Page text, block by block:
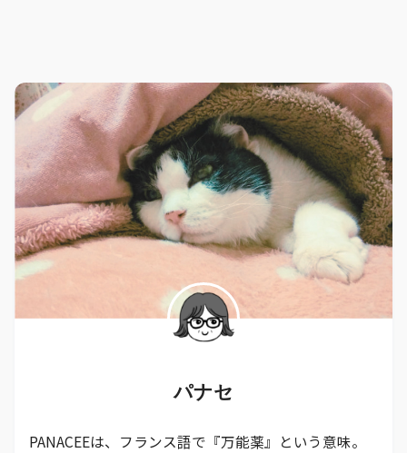
パナセ
PANACEEは、フランス語で『万能薬』という意味。